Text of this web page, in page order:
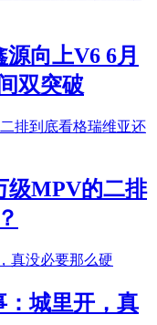
向上V6 6月
双突破
级MPV的二排
：城里开，真